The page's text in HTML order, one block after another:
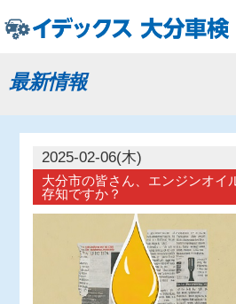
最新情報
2025-02-06(木)
大分市の皆さん、エンジンオイ
存知ですか？